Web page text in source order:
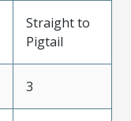
Straight to
Pigtail
3